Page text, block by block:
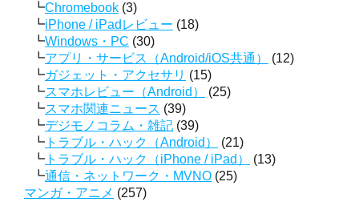
Chromebook (3)
iPhone / iPadレビュー (18)
Windows・PC (30)
アプリ・サービス（Android/iOS共通）
(12)
ガジェット・アクセサリ (15)
スマホレビュー（Android）
(25)
スマホ関連ニュース (39)
デジモノコラム・雑記 (39)
トラブル・ハック（Android）
(21)
トラブル・ハック（iPhone / iPad）
(13)
通信・ネットワーク・MVNO (25)
マンガ・アニメ (257)